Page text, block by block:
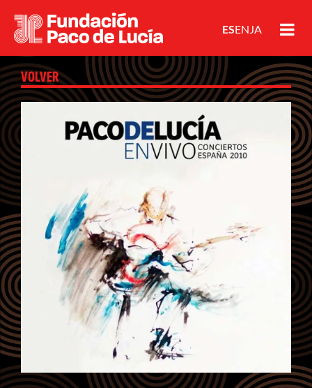
VOLVER
ENJA
ES